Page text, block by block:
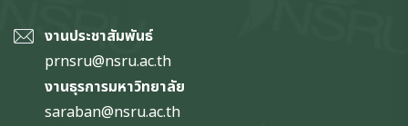
งานประชาสัมพันธ์
prnsru@nsru.ac.th
งานธุรการมหาวิทยาลัย
saraban@nsru.ac.th